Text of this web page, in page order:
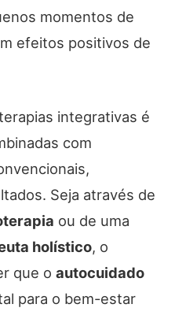
momentos de
efeitos positivos de
integrativas é
com
Seja através de
ou de uma
holístico, o
que o autocuidado
para o bem-estar